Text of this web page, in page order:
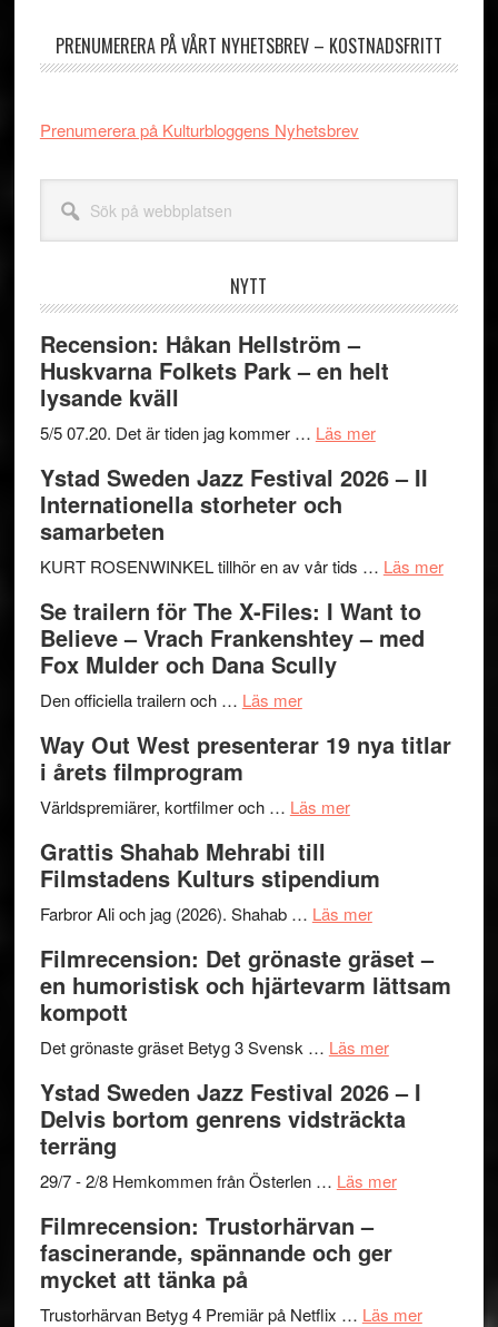
PRENUMERERA PÅ VÅRT NYHETSBREV – KOSTNADSFRITT
Prenumerera på Kulturbloggens Nyhetsbrev
webbplatsen
NYTT
Recension: Håkan Hellström –
Huskvarna Folkets Park – en helt
lysande kväll
5/5 07.20. Det är tiden jag kommer … Läs merom
Håkan
Huskvarna
Park
–
kväll
Ystad Sweden Jazz Festival 2026 – II
Internationella storheter och
samarbeten
KURT ROSENWINKEL tillhör en av vår tids … Läs merom
II
Se trailern för The X-Files: I Want to
Believe – Vrach Frankenshtey – med
Fox Mulder och Dana Scully
Den officiella trailern och … Läs merom
trailern
The
Files:
I
Want
Believe
–
Frankenshtey
med
Fox
och
Scully
Way Out West presenterar 19 nya titlar
i årets filmprogram
Världspremiärer, kortfilmer och … Läs merom
West
presenterar
nya
titlar
årets
Grattis Shahab Mehrabi till
Filmstadens Kulturs stipendium
Farbror Ali och jag (2026). Shahab … Läs merom
Shahab
Mehrabi
Filmstadens
stipendium
Filmrecension: Det grönaste gräset –
en humoristisk och hjärtevarm lättsam
kompott
Det grönaste gräset Betyg 3 Svensk … Läs merom
Det
grönaste
–
och
lättsam
Ystad Sweden Jazz Festival 2026 – I
Delvis bortom genrens vidsträckta
terräng
29/7 - 2/8 Hemkommen från Österlen … Läs merom
2026
Filmrecension: Trustorhärvan –
fascinerande, spännande och ger
mycket att tänka på
Trustorhärvan Betyg 4 Premiär på Netflix … Läs merom